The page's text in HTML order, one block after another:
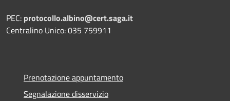
PEC: protocollo.albino@cert.saga.it
Centralino Unico: 035 759911
Prenotazione appuntamento
Segnalazione disservizio